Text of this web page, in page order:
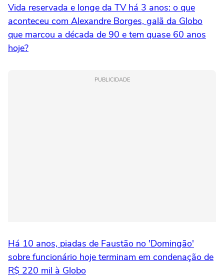
Vida reservada e longe da TV há 3 anos: o que
aconteceu com Alexandre Borges, galã da Globo
que marcou a década de 90 e tem quase 60 anos
hoje?
PUBLICIDADE
Há 10 anos, piadas de Faustão no 'Domingão'
sobre funcionário hoje terminam em condenação de
R$ 220 mil à Globo